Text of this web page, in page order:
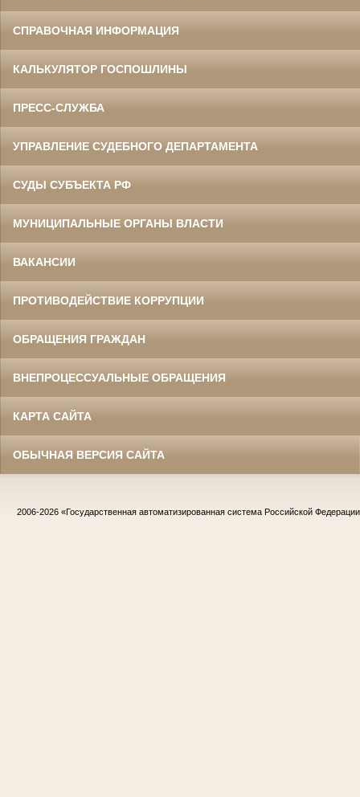
СПРАВОЧНАЯ ИНФОРМАЦИЯ
КАЛЬКУЛЯТОР ГОСПОШЛИНЫ
ПРЕСС-СЛУЖБА
УПРАВЛЕНИЕ СУДЕБНОГО ДЕПАРТАМЕНТА
СУДЫ СУБЪЕКТА РФ
МУНИЦИПАЛЬНЫЕ ОРГАНЫ ВЛАСТИ
ВАКАНСИИ
ПРОТИВОДЕЙСТВИЕ КОРРУПЦИИ
ОБРАЩЕНИЯ ГРАЖДАН
ВНЕПРОЦЕССУАЛЬНЫЕ ОБРАЩЕНИЯ
КАРТА САЙТА
ОБЫЧНАЯ ВЕРСИЯ САЙТА
2006-2026 «Государственная автоматизированная система Российской